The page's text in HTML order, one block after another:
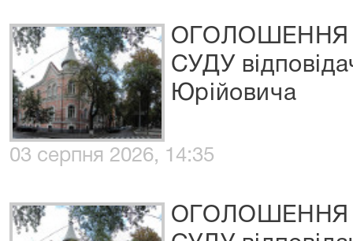
ОГОЛОШЕННЯ
СУДУ
Юрійовича
03 серпня 2026, 14:35
ОГОЛОШЕННЯ